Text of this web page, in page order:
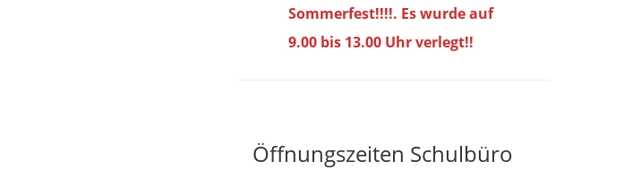
Sommerfest!!!!. Es wurde auf
9.00 bis 13.00 Uhr verlegt!!
Öffnungszeiten Schulbüro